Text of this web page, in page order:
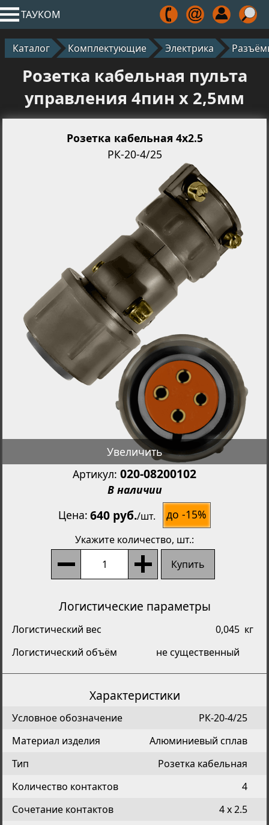
ТАУКОМ
Каталог Комплектующие Электрика
Розетка кабельная пульта
управления 4пин х 2,5мм
Розетка кабельная 4x2.5
РК-20-4/25
Увеличить
Артикул: 020-08200102
В наличии
Цена 640 руб./шт. до -15%
Укажите количество, шт.:
Купить
Логистические параметры
Логистический вес 0,045 кг
Логистический объём
не существенный
Характеристики
Условное обозначение
РК-20-4/25
Материал изделия
Алюминиевый сплав
Тип
Розетка кабельная
Количество контактов
4
Сочетание контактов
4 х 2.5